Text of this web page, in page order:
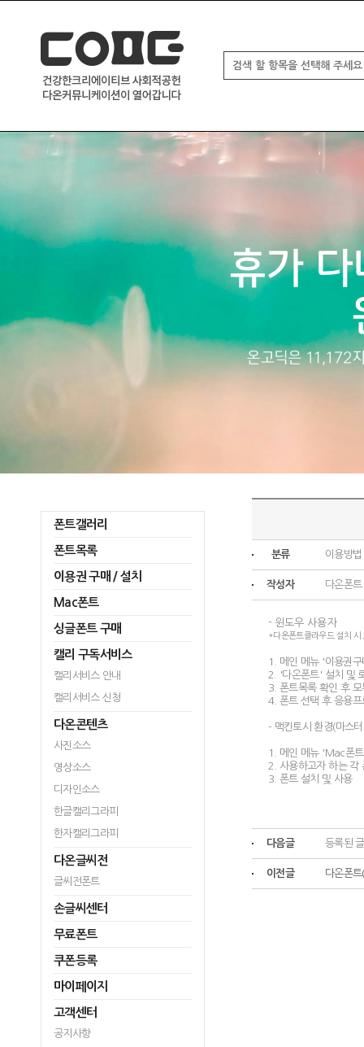
폰트갤러리
폰트목록
이용권 구매 / 설치
Mac폰트
싱글폰트 구매
캘리 구독서비스
캘리서비스 안내
캘리서비스 신청
다온콘텐츠
사진소스
영상소스
디자인소스
한글캘리그라피
한자캘리그라피
다온글씨전
글씨전폰트
손글씨센터
무료폰트
쿠폰등록
마이페이지
고객센터
공지사항
분류 이용방법
작성자 다온폰트
- 윈도우 사용자
*다온폰트클라우드 설치 시
1. 메인 메뉴 '이용권
2. '다온폰트' 설치 및
3. 폰트목록 확인 후
4. 폰트 선택 후 응용
- 맥킨토시 환경(마스
1. 메인 메뉴 'Mac폰
2. 사용하고자 하는 각
3. 폰트 설치 및 사용
다음글 등록된
이전글 다온폰